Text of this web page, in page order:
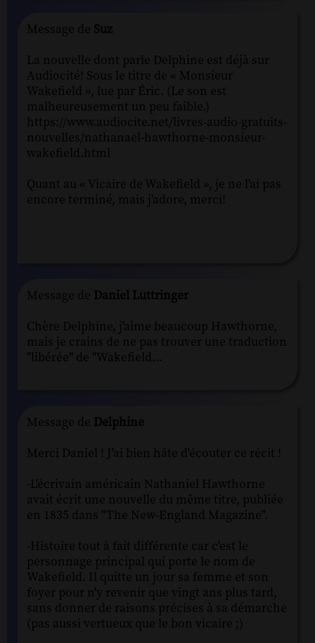
Message de Suz
La nouvelle dont parle Delphine est déjà sur
Audiocité! Sous le titre de « Monsieur
Wakefield », lue par Éric. (Le son est
malheureusement un peu faible.)
https://www.audiocite.net/livres-audio-gratuits-
nouvelles/nathanael-hawthorne-monsieur-
wakefield.html
Quant au « Vicaire de Wakefield », je ne l'ai pas
encore terminé, mais j'adore, merci!
Message de Daniel Luttringer
Chère Delphine, j'aime beaucoup Hawthorne,
mais je crains de ne pas trouver une traduction
"libérée" de "Wakefield...
Message de Delphine
Merci Daniel ! J'ai bien hâte d'écouter ce récit !
-L'écrivain américain Nathaniel Hawthorne
avait écrit une nouvelle du même titre, publiée
en 1835 dans "The New-England Magazine".
-Histoire tout à fait différente car c'est le
personnage principal qui porte le nom de
Wakefield. Il quitte un jour sa femme et son
foyer pour n'y revenir que vingt ans plus tard,
sans donner de raisons précises à sa démarche
(pas aussi vertueux que le bon vicaire ;)